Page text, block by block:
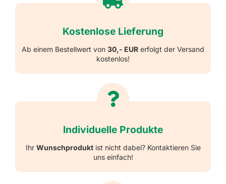
Kostenlose Lieferung
Ab einem Bestellwert von 30,- EUR erfolgt der Versand
kostenlos!
Individuelle Produkte
Ihr Wunschproduktist nicht dabei? Kontaktieren Sie
uns einfach!